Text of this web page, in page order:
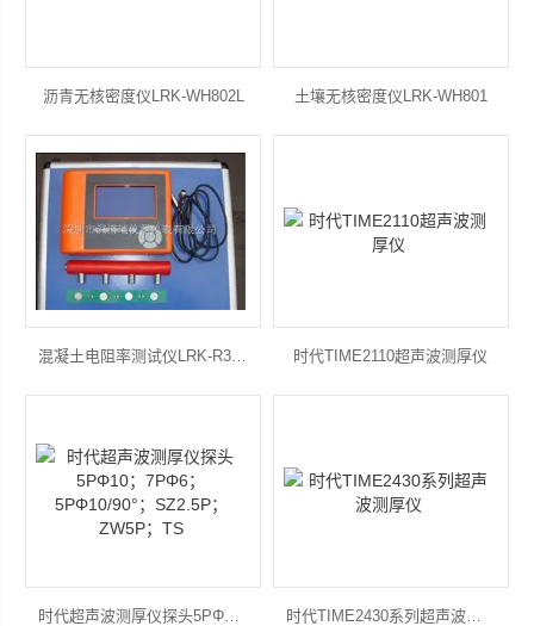
沥青无核密度仪LRK-WH802L 土壤无核密度仪LRK-WH801
混凝土电阻率测试仪LRK-R320 时代TIME2110超声波测厚仪
时代超声波测厚仪探头5PΦ10；7PΦ6；5PΦ10/90°；SZ2.5P；ZW5P；TS 时代TIME2430系列超声波测厚仪